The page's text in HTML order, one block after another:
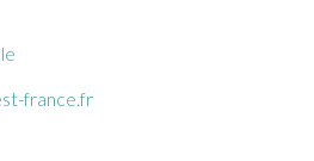
france.fr